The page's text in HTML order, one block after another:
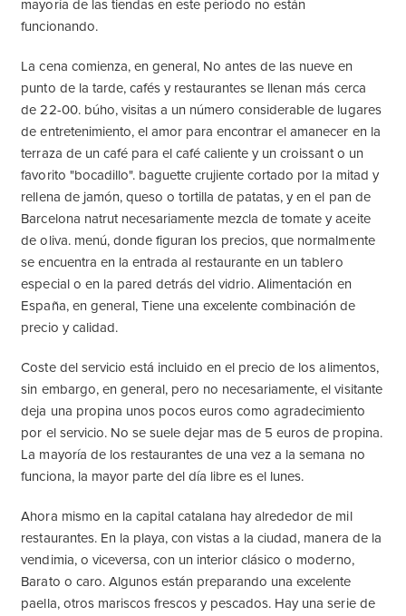
mayoría de las tiendas en este periodo no están
funcionando.
La cena comienza, en general, No antes de las nueve en
punto de la tarde, cafés y restaurantes se llenan más cerca
de 22-00. búho, visitas a un número considerable de lugares
de entretenimiento, el amor para encontrar el amanecer en la
terraza de un café para el café caliente y un croissant o un
favorito "bocadillo". baguette crujiente cortado por la mitad y
rellena de jamón, queso o tortilla de patatas, y en el pan de
Barcelona natrut necesariamente mezcla de tomate y aceite
de oliva. menú, donde figuran los precios, que normalmente
se encuentra en la entrada al restaurante en un tablero
especial o en la pared detrás del vidrio. Alimentación en
España, en general, Tiene una excelente combinación de
precio y calidad.
Coste del servicio está incluido en el precio de los alimentos,
sin embargo, en general, pero no necesariamente, el visitante
deja una propina unos pocos euros como agradecimiento
por el servicio. No se suele dejar mas de 5 euros de propina.
La mayoría de los restaurantes de una vez a la semana no
funciona, la mayor parte del día libre es el lunes.
Ahora mismo en la capital catalana hay alrededor de mil
restaurantes. En la playa, con vistas a la ciudad, manera de la
vendimia, o viceversa, con un interior clásico o moderno,
Barato o caro. Algunos están preparando una excelente
paella, otros mariscos frescos y pescados. Hay una serie de